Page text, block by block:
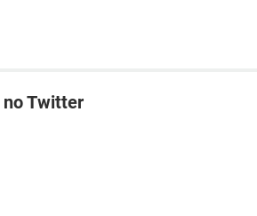
no Twitter